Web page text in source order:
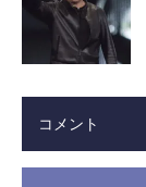
コメント